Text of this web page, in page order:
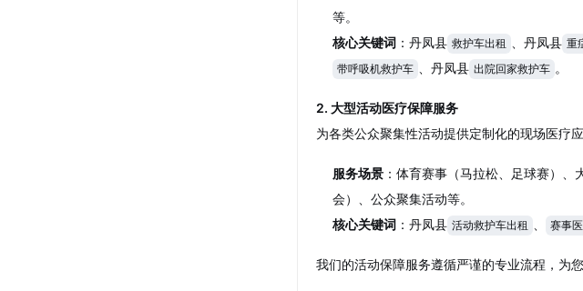
等。
核心关键词 ：丹凤县 救护车出租 、丹凤县 重
带呼吸机救护车 、丹凤县 出院回家救护车 。
2. 大型活动医疗保障服务
为各类公众聚集性活动提供定制化的现场医疗
服务场景 ：体育赛事（马拉松、足球赛）
会）、公众聚集活动等。
核心关键词 ：丹凤县 活动救护车出租 赛事
我们的活动保障服务遵循严谨的专业流程，为